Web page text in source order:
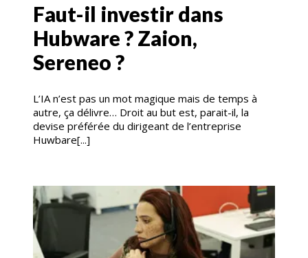
Faut-il investir dans
Hubware ? Zaion,
Sereneo ?
L’IA n’est pas un mot magique mais de temps à
autre, ça délivre… Droit au but est, parait-il, la
devise préférée du dirigeant de l’entreprise
Huwbare[...]